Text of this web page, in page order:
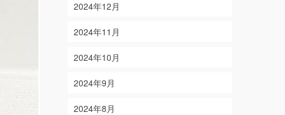
2024年12月
2024年11月
2024年10月
2024年9月
2024年8月